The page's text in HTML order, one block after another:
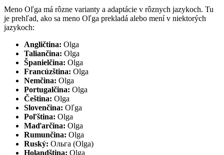
Meno Oľga má rôzne varianty a adaptácie v rôznych jazykoch. Tu
je prehľad, ako sa meno Oľga prekladá alebo mení v niektorých
jazykoch:
Angličtina: Olga
Taliančina: Olga
Španielčina: Olga
Francúzština: Olga
Nemčina: Olga
Portugalčina: Olga
Čeština: Olga
Slovenčina: Oľga
Poľština: Olga
Maďarčina: Olga
Rumunčina: Olga
Ruský: Ольга (Olga)
Holandština: Olga